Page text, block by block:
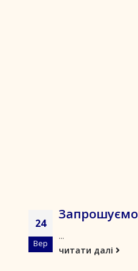
24
Вер
Запрошуємо
...
читати далі